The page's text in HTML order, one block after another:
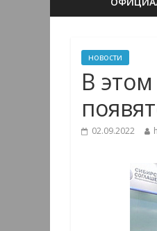
новости
В
02.09.2022